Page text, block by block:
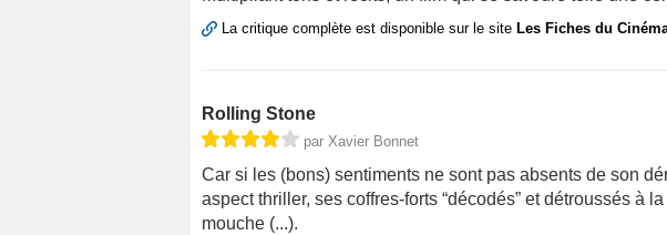
La critique complète est disponible sur le site Les Fiches du
Rolling Stone
par Xavier Bonnet
Car si les (bons) sentiments ne sont pas absents de son
aspect thriller, ses coffres-forts “décodés” et détroussés à
mouche (...).